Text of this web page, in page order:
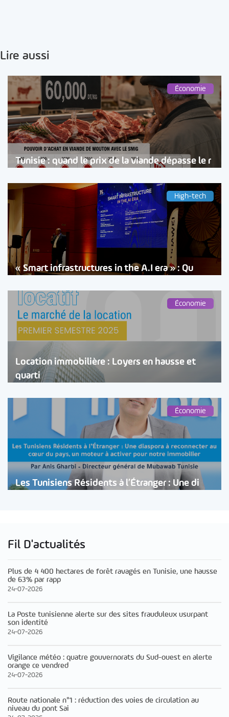
Lire aussi
Économie
Tunisie : quand le prix de la viande dépasse le r
High-tech
« Smart infrastructures in the A.I era » : Qu
Économie
Location immobilière : Loyers en hausse et
quarti
Économie
Les Tunisiens Résidents à l’Étranger : Une di
Fil D'actualités
Plus de 4 400 hectares de forêt ravagés en Tunisie, une hausse
de 63% par rapp
24-07-2026
La Poste tunisienne alerte sur des sites frauduleux usurpant
son identité
24-07-2026
Vigilance météo : quatre gouvernorats du Sud-ouest en alerte
orange ce vendred
24-07-2026
Route nationale n°1 : réduction des voies de circulation au
niveau du pont Sai